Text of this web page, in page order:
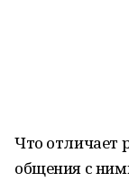
Что отличает
общения с